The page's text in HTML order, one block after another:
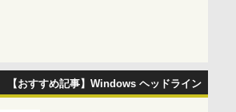
【おすすめ記事】Windows ヘッドライン